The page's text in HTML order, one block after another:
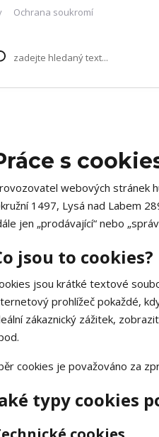
Ochrana soukromí
s
webových stránek
1497, Lysá nad Labem
jen „prodávající“ nebo
jsou to cookies?
jsou krátké textové
prohlížeč pokaždé,
zákaznický zážitek,
cookies je považováno za
typy cookies